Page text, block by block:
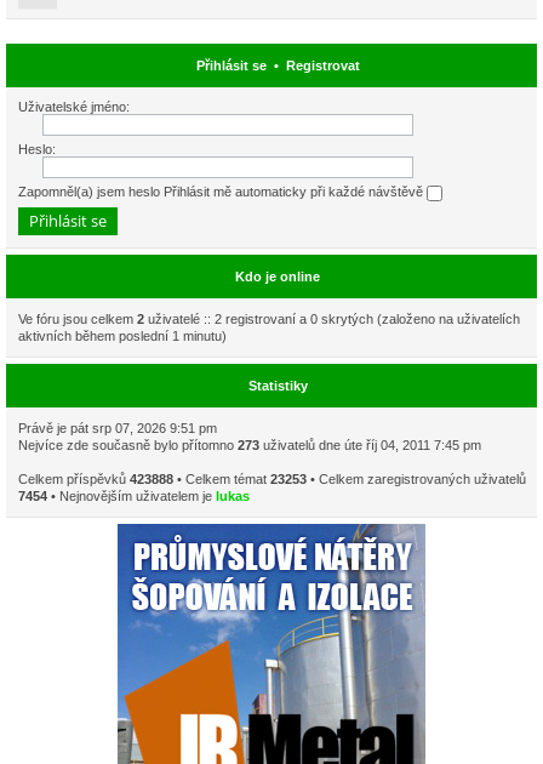
Přihlásit se• Registrovat
Uživatelské jméno:
Heslo:
Zapomněl(a) jsem heslo Přihlásit mě automaticky při každé návštěvě
Kdo je online
Ve fóru jsou celkem 2 uživatelé :: 2 registrovaní a 0 skrytých (založeno na uživatelích
aktivních během poslední 1 minutu)
Statistiky
Právě je pát srp 07, 2026 9:51 pm
Nejvíce zde současně bylo přítomno 273 uživatelů dne úte říj 04, 2011 7:45 pm
Celkem příspěvků 423888 • Celkem témat 23253 • Celkem zaregistrovaných uživatelů
7454 • Nejnovějším uživatelem je lukas